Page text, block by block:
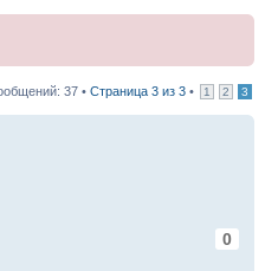
37 • Страница 3 из 3 • 1 2 3
0